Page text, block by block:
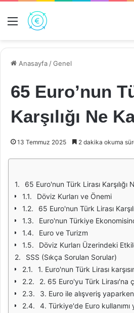
Menü
Anasayfa /Genel
65 Euro’nun
Karşılığı Ne
13 Temmuz 2025 2 dakika okuma
65 Euro'nun Türk Lirası Karşılığı
Döviz Kurları ve Önemi
65 Euro'nun Türk Lirası
Euro'nun Türkiye
Euro ve Turizm
Döviz Kurları Üzerindeki
SSS (Sıkça Sorulan Sorular)
1. Euro'nun Türk Lirası karşısındaki
2. 65 Euro'yu Türk Lirası'na
3. Euro ile alışveriş yaparken
4. Türkiye'de Euro kullanımı